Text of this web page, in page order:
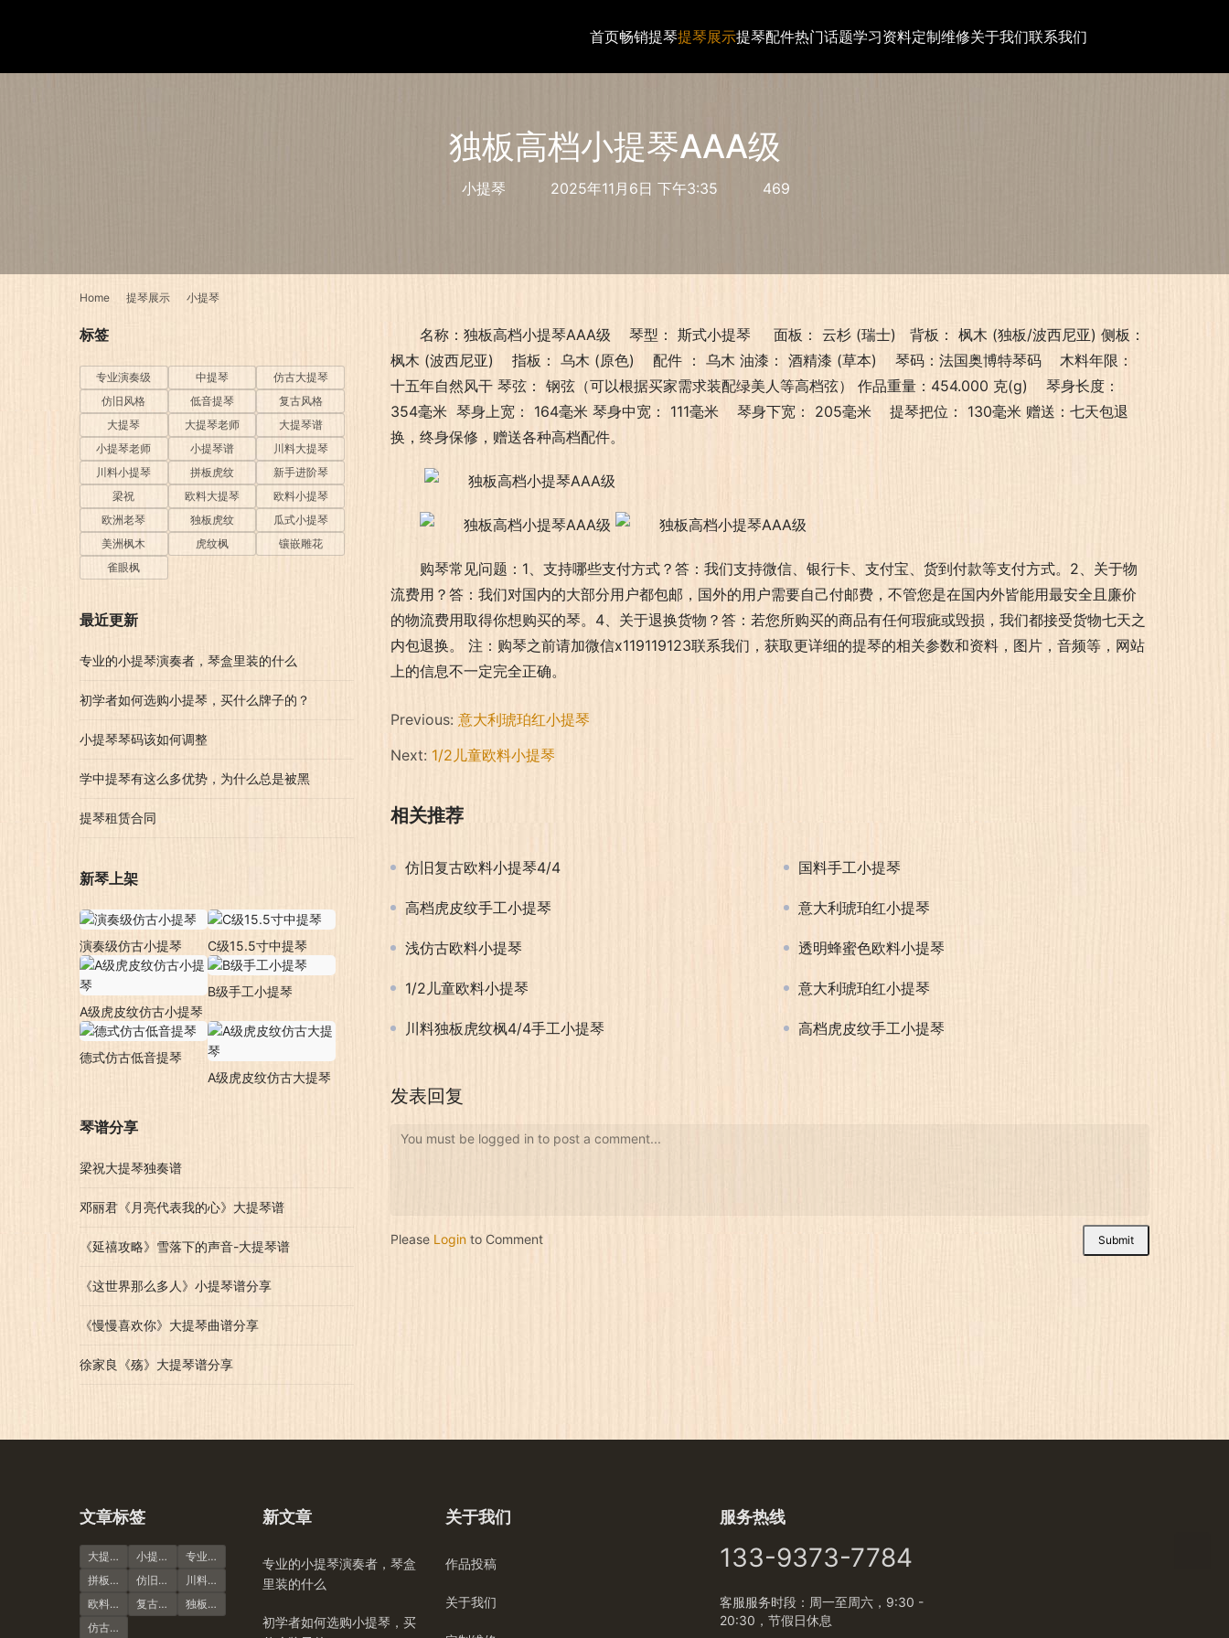
首页畅销提琴提琴展示提琴配件热门话题学习资料定制维修关于我们联系我们
独板高档小提琴AAA级
小提琴 2025年11月6日 下午3:35 469
Home 提琴展示 小提琴
名称：独板高档小提琴AAA级    琴型： 斯式小提琴     面板： 云杉 (瑞士)   背板： 枫木 (独板/波西尼亚) 侧板：
枫木 (波西尼亚)    指板： 乌木 (原色)    配件 ： 乌木 油漆： 酒精漆 (草本)    琴码：法国奥博特琴码    木料年限：
十五年自然风干 琴弦： 钢弦（可以根据买家需求装配绿美人等高档弦） 作品重量：454.000 克(g)    琴身长度：
354毫米  琴身上宽： 164毫米 琴身中宽： 111毫米    琴身下宽： 205毫米    提琴把位： 130毫米 赠送：七天包退
换，终身保修，赠送各种高档配件。
购琴常见问题：1、支持哪些支付方式？答：我们支持微信、银行卡、支付宝、货到付款等支付方式。2、关于物
流费用？答：我们对国内的大部分用户都包邮，国外的用户需要自己付邮费，不管您是在国内外皆能用最安全且廉价
的物流费用取得你想购买的琴。4、关于退换货物？答：若您所购买的商品有任何瑕疵或毁损，我们都接受货物七天之
内包退换。 注：购琴之前请加微信x119119123联系我们，获取更详细的提琴的相关参数和资料，图片，音频等，网站
上的信息不一定完全正确。
Previous: 意大利琥珀红小提琴
Next: 1/2儿童欧料小提琴
相关推荐
仿旧复古欧料小提琴4/4 国料手工小提琴
高档虎皮纹手工小提琴 意大利琥珀红小提琴
浅仿古欧料小提琴 透明蜂蜜色欧料小提琴
1/2儿童欧料小提琴 意大利琥珀红小提琴
川料独板虎纹枫4/4手工小提琴 高档虎皮纹手工小提琴
发表回复
You must be logged in to post a comment...
Please Login to Comment Submit
标签
专业演奏级 中提琴
仿古大提琴
仿旧风格
低音提琴
复古风格
大提琴
大提琴老师
大提琴谱
小提琴老师
小提琴谱
川料大提琴
川料小提琴
拼板虎纹
新手进阶琴
梁祝
欧料大提琴
欧料小提琴
欧洲老琴
独板虎纹
瓜式小提琴
美洲枫木
虎纹枫
镶嵌雕花
雀眼枫
最近更新
专业的小提琴演奏者，琴盒里装的什么
初学者如何选购小提琴，买什么牌子的？
小提琴琴码该如何调整
学中提琴有这么多优势，为什么总是被黑
提琴租赁合同
新琴上架
演奏级仿古小提琴 C级15.5寸中提琴
A级虎皮纹仿古小提琴
B级手工小提琴
德式仿古低音提琴
A级虎皮纹仿古大提琴
琴谱分享
梁祝大提琴独奏谱
邓丽君《月亮代表我的心》大提琴谱
《延禧攻略》雪落下的声音-大提琴谱
《这世界那么多人》小提琴谱分享
《慢慢喜欢你》大提琴曲谱分享
徐家良《殇》大提琴谱分享
文章标签
大提琴 小提琴谱
专业演奏级
拼板虎纹
仿旧风格
川料小提琴
欧料小提琴
复古风格
独板虎纹
仿古大提琴
新文章
专业的小提琴演奏者，琴盒
里装的什么
初学者如何选购小提琴，买
关于我们
作品投稿
关于我们
服务热线
133-9373-7784
客服服务时段：周一至周六，9:30 -
20:30，节假日休息